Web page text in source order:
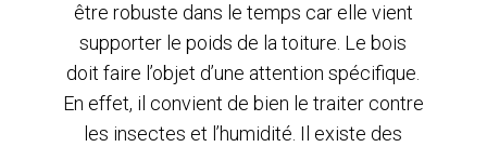
être robuste dans le temps car elle vient
supporter le poids de la toiture. Le bois
doit faire l’objet d’une attention spécifique.
En effet, il convient de bien le traiter contre
les insectes et l’humidité. Il existe des